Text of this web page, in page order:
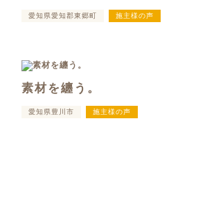
愛知県愛知郡東郷町 施主様の声
素材を纏う。
愛知県豊川市 施主様の声